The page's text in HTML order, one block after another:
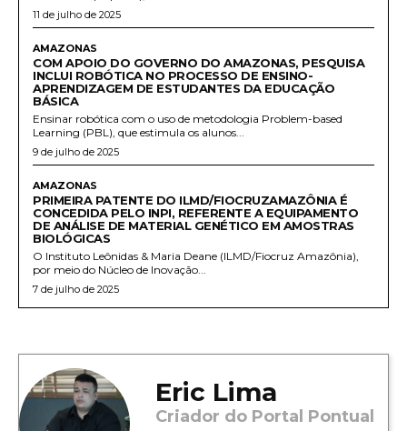
11 de julho de 2025
AMAZONAS
COM APOIO DO GOVERNO DO AMAZONAS, PESQUISA
INCLUI ROBÓTICA NO PROCESSO DE ENSINO-
APRENDIZAGEM DE ESTUDANTES DA EDUCAÇÃO
BÁSICA
Ensinar robótica com o uso de metodologia Problem-based
Learning (PBL), que estimula os alunos...
9 de julho de 2025
AMAZONAS
PRIMEIRA PATENTE DO ILMD/FIOCRUZAMAZÔNIA É
CONCEDIDA PELO INPI, REFERENTE A EQUIPAMENTO
DE ANÁLISE DE MATERIAL GENÉTICO EM AMOSTRAS
BIOLÓGICAS
O Instituto Leônidas & Maria Deane (ILMD/Fiocruz Amazônia),
por meio do Núcleo de Inovação...
7 de julho de 2025
Eric Lima
Criador do Portal Pontual